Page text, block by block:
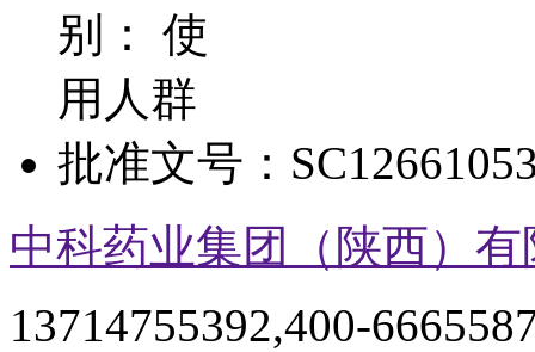
别： 使
用人群
批准文号：
中科药业集团（陕西）有
13714755392,400-